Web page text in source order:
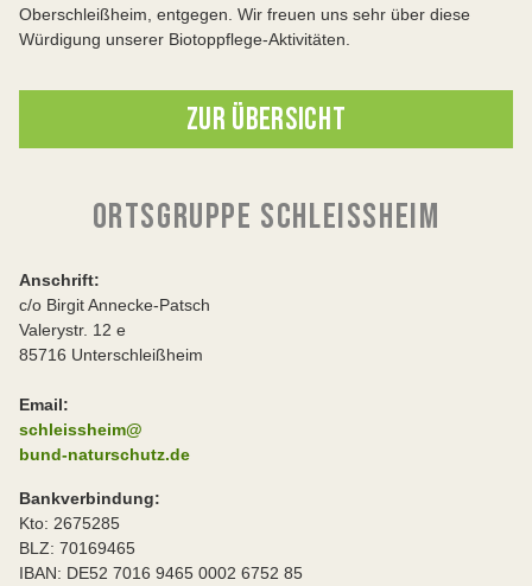
Oberschleißheim, entgegen. Wir freuen uns sehr über diese
Würdigung unserer Biotoppflege-Aktivitäten.
ZUR ÜBERSICHT
ORTSGRUPPE SCHLEISSHEIM
Anschrift:
c/o Birgit Annecke-Patsch
Valerystr. 12 e
85716 Unterschleißheim
Email:
schleissheim@
bund-naturschutz.de
Bankverbindung:
Kto: 2675285
BLZ: 70169465
IBAN: DE52 7016 9465 0002 6752 85